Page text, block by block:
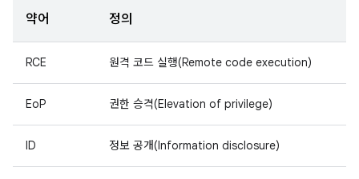
약어 정의
RCE 원격 코드 실행(Remote code execution)
EoP 권한 승격(Elevation of privilege)
ID 정보 공개(Information disclosure)